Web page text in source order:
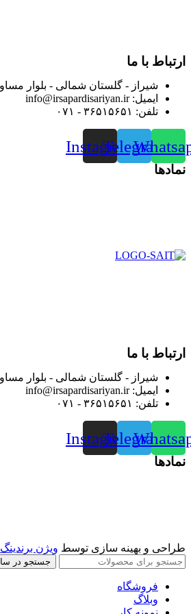
ارتباط با ما
شیراز - گلستان شمالی - بلوار
ایمیل: info@irsapardisariyan.ir
تلفن: ۳۶۵۱۵۶۵۱ - ۰۷۱
Telegram
Instagram
نمادها
ارتباط با ما
شیراز - گلستان شمالی - بلوار
ایمیل: info@irsapardisariyan.ir
تلفن: ۳۶۵۱۵۶۵۱ - ۰۷۱
Telegram
Instagram
نمادها
طراحی و بهینه سازی توسط ویژن برندینگ
جستجو در
فروشگاه
وبلاگ